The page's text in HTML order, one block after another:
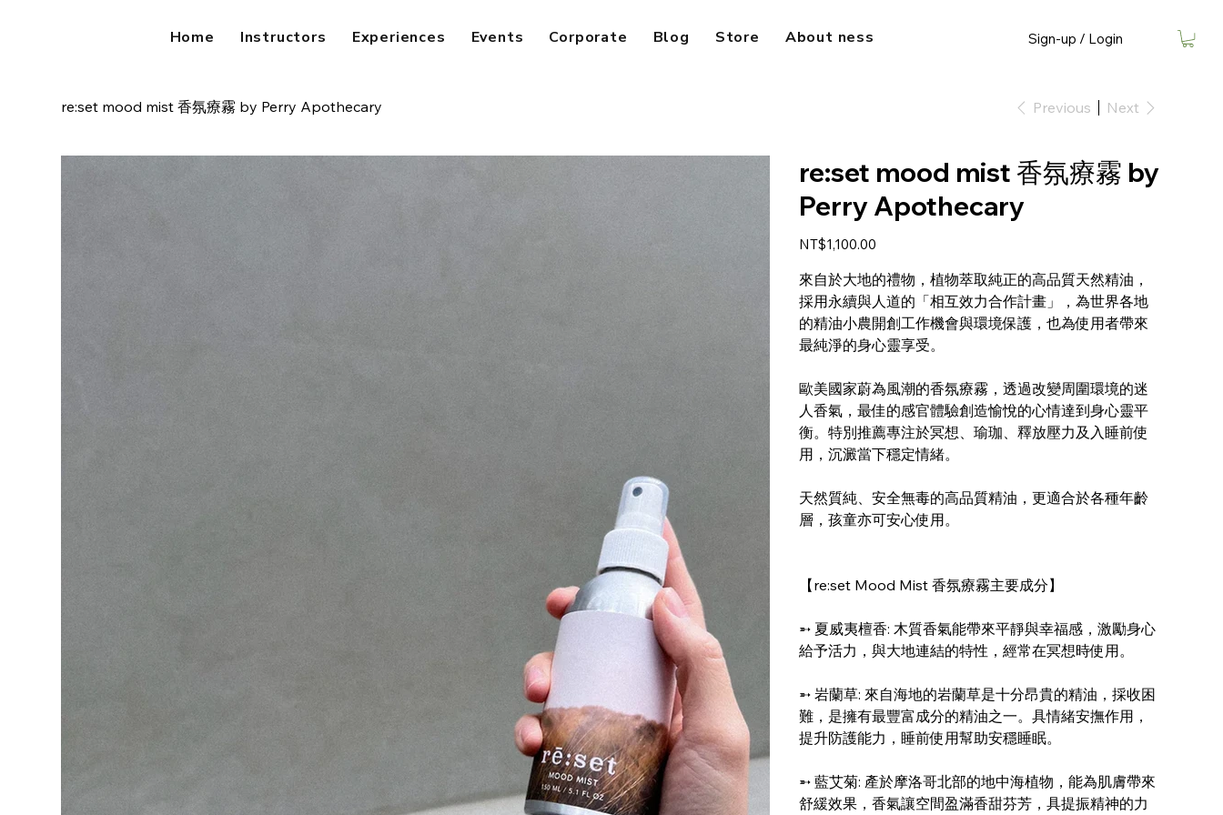
Home Instructors Experiences Events Corporate Blog Store About​ ness Sign-up / Login
re:set mood mist 香氛療霧 by Perry Apothecary Previous Next
re:set mood mist 香氛療霧 by
Perry Apothecary
Price
NT$1,100.00
來自於大地的禮物，植物萃取純正的高品質天然精油，
採用永續與人道的「相互效力合作計畫」，為世界各地
的精油小農開創工作機會與環境保護，也為使用者帶來
最純淨的身心靈享受。
歐美國家蔚為風潮的香氛療霧，透過改變周圍環境的迷
人香氣，最佳的感官體驗創造愉悅的心情達到身心靈平
衡。特別推薦專注於冥想、瑜珈、釋放壓力及入睡前使
用，沉澱當下穩定情緒。
天然質純、安全無毒的高品質精油，更適合於各種年齡
層，孩童亦可安心使用。
【re:set Mood Mist 香氛療霧主要成分】
➵ 夏威夷檀香: 木質香氣能帶來平靜與幸福感，激勵身心
給予活力，與大地連結的特性，經常在冥想時使用。
➵ 岩蘭草: 來自海地的岩蘭草是十分昂貴的精油，採收困
難，是擁有最豐富成分的精油之一。具情緒安撫作用，
提升防護能力，睡前使用幫助安穩睡眠。
➵ 藍艾菊: 產於摩洛哥北部的地中海植物，能為肌膚帶來
舒緩效果，香氣讓空間盈滿香甜芬芳，具提振精神的力